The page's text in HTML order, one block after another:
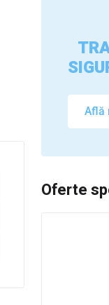
Află
Oferte